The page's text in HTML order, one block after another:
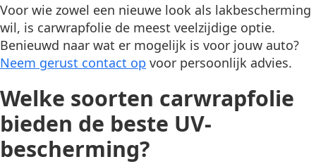
Voor wie zowel een nieuwe look als lakbescherming
wil, is carwrapfolie de meest veelzijdige optie.
Benieuwd naar wat er mogelijk is voor jouw auto?
Neem gerust contact op voor persoonlijk advies.
Welke soorten carwrapfolie
bieden de beste UV-
bescherming?